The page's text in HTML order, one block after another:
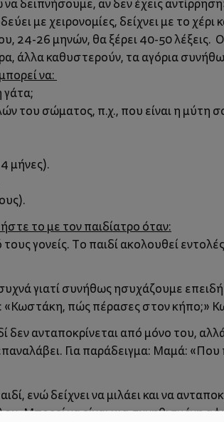
δειπνήσουμε, αν δεν έχεις
με χειρονομίες, δείχνει με το χέρι
24-26 μηνών, θα ξέρει 40-50 λέξεις.
άλλα καθυστερούν, τα αγόρια
να:
γάτα;
του σώματος, π.χ., που είναι η μύτη
μήνες).
το με τον παιδίατρο όταν:
γονείς. Το παιδί ακολουθεί
γιατί συνήθως ησυχάζουμε επειδή
«Κωστάκη, πώς πέρασες στον κήπο;»
δεν ανταποκρίνεται από μόνο του,
Για παράδειγμα: Μαμά:
ενώ δείχνει να μιλάει και να
Μπορεί να είναι μια συνηθισμένη